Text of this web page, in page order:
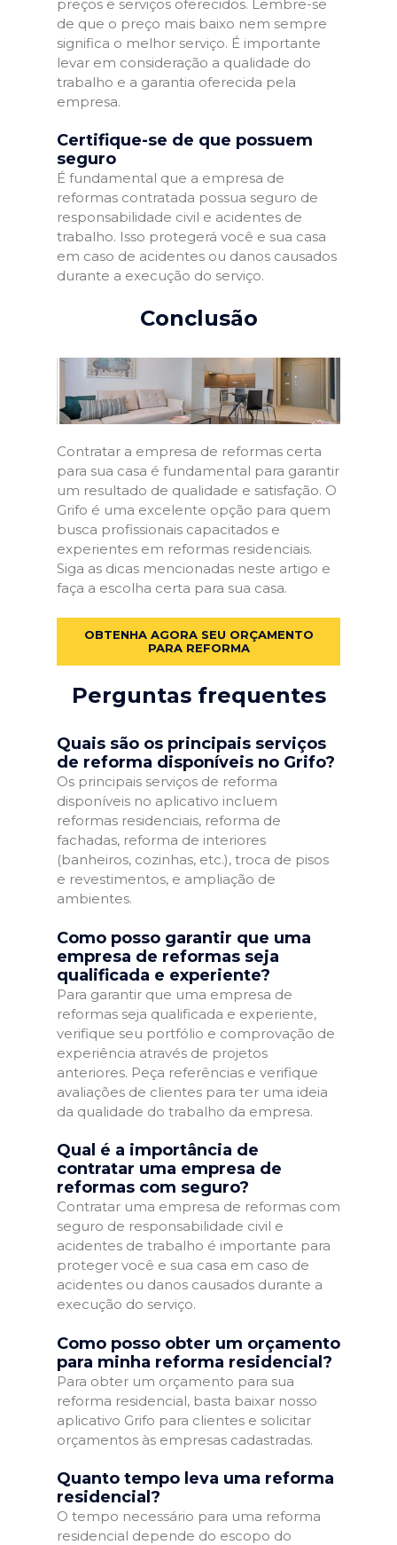
preços e serviços oferecidos. Lembre-se
de que o preço mais baixo nem sempre
significa o melhor serviço. É importante
levar em consideração a qualidade do
trabalho e a garantia oferecida pela
empresa.
Certifique-se de que possuem
seguro
É fundamental que a empresa de
reformas contratada possua seguro de
responsabilidade civil e acidentes de
trabalho. Isso protegerá você e sua casa
em caso de acidentes ou danos causados
durante a execução do serviço.
Conclusão
Contratar a empresa de reformas certa
para sua casa é fundamental para garantir
um resultado de qualidade e satisfação. O
Grifo é uma excelente opção para quem
busca profissionais capacitados e
experientes em reformas residenciais.
Siga as dicas mencionadas neste artigo e
faça a escolha certa para sua casa.
OBTENHA AGORA SEU ORÇAMENTO
PARA REFORMA
Perguntas frequentes
Quais são os principais serviços
de reforma disponíveis no Grifo?
Os principais serviços de reforma
disponíveis no aplicativo incluem
reformas residenciais, reforma de
fachadas, reforma de interiores
(banheiros, cozinhas, etc.), troca de pisos
e revestimentos, e ampliação de
ambientes.
Como posso garantir que uma
empresa de reformas seja
qualificada e experiente?
Para garantir que uma empresa de
reformas seja qualificada e experiente,
verifique seu portfólio e comprovação de
experiência através de projetos
anteriores. Peça referências e verifique
avaliações de clientes para ter uma ideia
da qualidade do trabalho da empresa.
Qual é a importância de
contratar uma empresa de
reformas com seguro?
Contratar uma empresa de reformas com
seguro de responsabilidade civil e
acidentes de trabalho é importante para
proteger você e sua casa em caso de
acidentes ou danos causados durante a
execução do serviço.
Como posso obter um orçamento
para minha reforma residencial?
Para obter um orçamento para sua
reforma residencial, basta baixar nosso
aplicativo Grifo para clientes e solicitar
orçamentos às empresas cadastradas.
Quanto tempo leva uma reforma
residencial?
O tempo necessário para uma reforma
residencial depende do escopo do